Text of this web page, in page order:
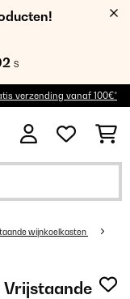
S
verzending vanaf 100€*
wijnkoelkasten
Vrijstaande